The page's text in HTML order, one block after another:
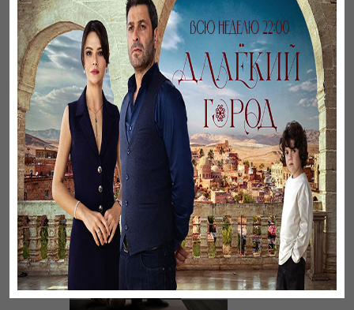
Үзілген жапырақтар